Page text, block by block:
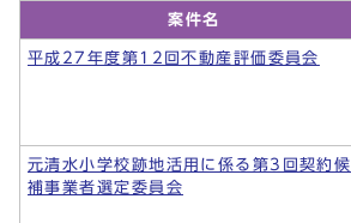
案件名
平成27年度第12回不動産評価委員会
元清水小学校跡地活用に係る第3回契約候
補事業者選定委員会